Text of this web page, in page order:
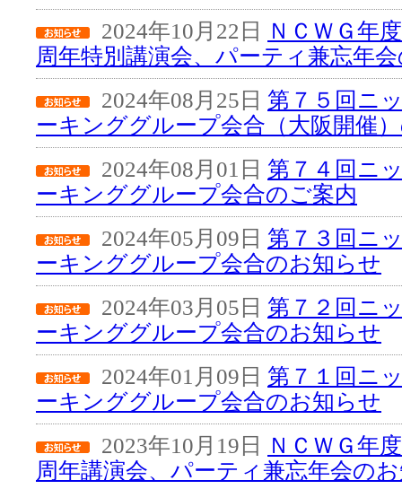
2024年10月22日
ＮＣＷＧ年
周年特別講演会、パーティ兼忘年
2024年08月25日 第７５回ニ
ーキンググループ会合（大阪開催
2024年08月01日 第７４回ニ
ーキンググループ会合のご案内
2024年05月09日 第７３回ニ
ーキンググループ会合のお知らせ
2024年03月05日 第７２回ニ
ーキンググループ会合のお知らせ
2024年01月09日 第７１回ニ
ーキンググループ会合のお知らせ
2023年10月19日
ＮＣＷＧ年
周年講演会、パーティ兼忘年会の